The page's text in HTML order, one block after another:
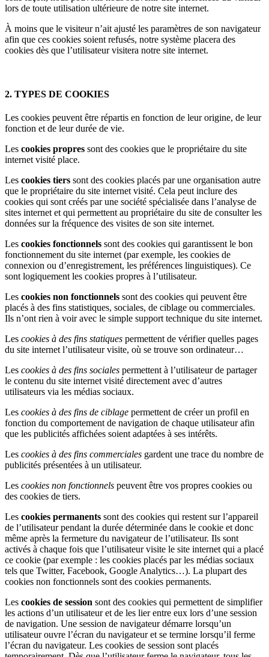
lors de toute utilisation ultérieure de notre site internet.
À moins que le visiteur n’ait ajusté les paramètres de son navigateur
afin que ces cookies soient refusés, notre système placera des
cookies dès que l’utilisateur visitera notre site internet.
2. TYPES DE COOKIES
Les cookies peuvent être répartis en fonction de leur origine, de leur
fonction et de leur durée de vie.
Les cookies propres sont des cookies que le propriétaire du site
internet visité place.
Les cookies tiers sont des cookies placés par une organisation autre
que le propriétaire du site internet visité. Cela peut inclure des
cookies qui sont créés par une société spécialisée dans l’analyse de
sites internet et qui permettent au propriétaire du site de consulter les
données sur la fréquence des visites de son site internet.
Les cookies fonctionnels sont des cookies qui garantissent le bon
fonctionnement du site internet (par exemple, les cookies de
connexion ou d’enregistrement, les préférences linguistiques). Ce
sont logiquement les cookies propres à l’utilisateur.
Les cookies non fonctionnels sont des cookies qui peuvent être
placés à des fins statistiques, sociales, de ciblage ou commerciales.
Ils n’ont rien à voir avec le simple support technique du site internet.
Les cookies à des fins statiques permettent de vérifier quelles pages
du site internet l’utilisateur visite, où se trouve son ordinateur…
Les cookies à des fins sociales permettent à l’utilisateur de partager
le contenu du site internet visité directement avec d’autres
utilisateurs via les médias sociaux.
Les cookies à des fins de ciblage permettent de créer un profil en
fonction du comportement de navigation de chaque utilisateur afin
que les publicités affichées soient adaptées à ses intérêts.
Les cookies à des fins commerciales gardent une trace du nombre de
publicités présentées à un utilisateur.
Les cookies non fonctionnels peuvent être vos propres cookies ou
des cookies de tiers.
Les cookies permanents sont des cookies qui restent sur l’appareil
de l’utilisateur pendant la durée déterminée dans le cookie et donc
même après la fermeture du navigateur de l’utilisateur. Ils sont
activés à chaque fois que l’utilisateur visite le site internet qui a placé
ce cookie (par exemple : les cookies placés par les médias sociaux
tels que Twitter, Facebook, Google Analytics…). La plupart des
cookies non fonctionnels sont des cookies permanents.
Les cookies de session sont des cookies qui permettent de simplifier
les actions d’un utilisateur et de les lier entre eux lors d’une session
de navigation. Une session de navigateur démarre lorsqu’un
utilisateur ouvre l’écran du navigateur et se termine lorsqu’il ferme
l’écran du navigateur. Les cookies de session sont placés